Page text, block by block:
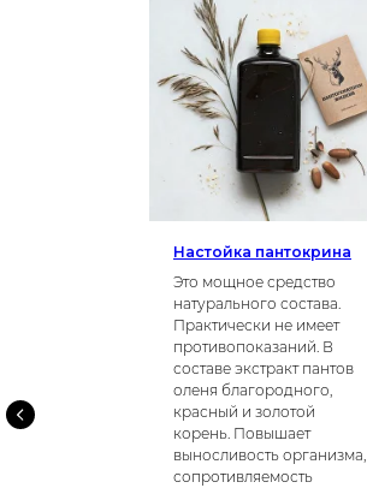
Настойка пантокрина
Это мощное средство
натурального состава.
Практически не имеет
противопоказаний. В
составе экстракт пантов
оленя благородного,
красный и золотой
корень. Повышает
выносливость организма,
сопротивляемость